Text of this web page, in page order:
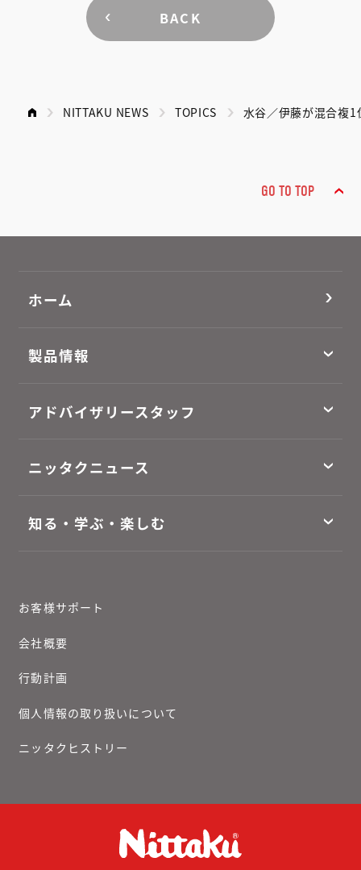
BACK
NITTAKU NEWS TOPICS 水谷／伊藤が混合複
GO TO TOP
ホーム
製品情報
アドバイザリースタッフ
ニッタクニュース
知る・学ぶ・楽しむ
お客様サポート
会社概要
行動計画
個人情報の取り扱いについて
ニッタクヒストリー